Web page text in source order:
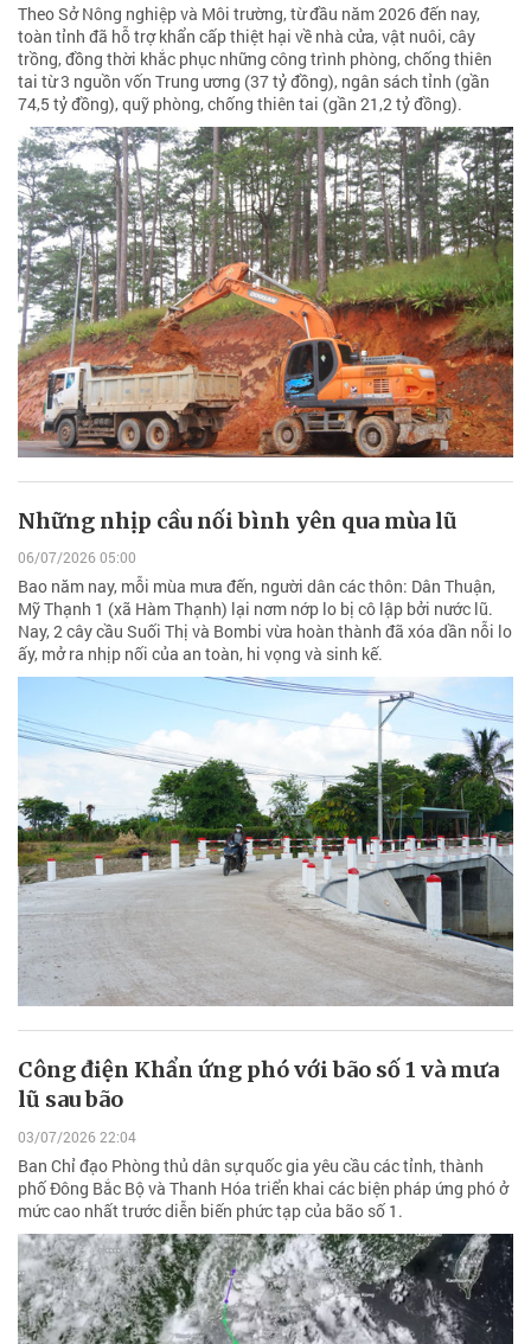
Theo Sở Nông nghiệp và Môi trường, từ đầu năm 2026 đến nay,
toàn tỉnh đã hỗ trợ khẩn cấp thiệt hại về nhà cửa, vật nuôi, cây
trồng, đồng thời khắc phục những công trình phòng, chống thiên
tai từ 3 nguồn vốn Trung ương (37 tỷ đồng), ngân sách tỉnh (gần
74,5 tỷ đồng), quỹ phòng, chống thiên tai (gần 21,2 tỷ đồng).
Những nhịp cầu nối bình yên qua mùa lũ
06/07/2026 05:00
Bao năm nay, mỗi mùa mưa đến, người dân các thôn: Dân Thuận,
Mỹ Thạnh 1 (xã Hàm Thạnh) lại nơm nớp lo bị cô lập bởi nước lũ.
Nay, 2 cây cầu Suối Thị và Bombi vừa hoàn thành đã xóa dần nỗi lo
ấy, mở ra nhịp nối của an toàn, hi vọng và sinh kế.
Công điện Khẩn ứng phó với bão số 1 và mưa
lũ sau bão
03/07/2026 22:04
Ban Chỉ đạo Phòng thủ dân sự quốc gia yêu cầu các tỉnh, thành
phố Đông Bắc Bộ và Thanh Hóa triển khai các biện pháp ứng phó ở
mức cao nhất trước diễn biến phức tạp của bão số 1.